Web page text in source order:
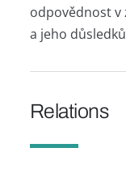
odpovědnost v
a jeho
Relations